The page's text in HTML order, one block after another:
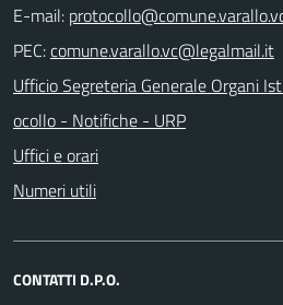
E-mail:
PEC:
Ufficio Segreteria Generale Organi
ocollo - Notifiche - URP
Uffici e orari
Numeri utili
CONTATTI D.P.O.